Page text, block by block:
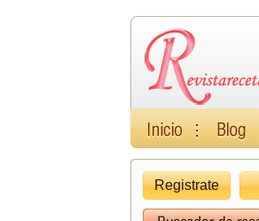
Registrate